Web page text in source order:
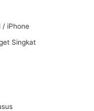
/ iPhone
Singkat